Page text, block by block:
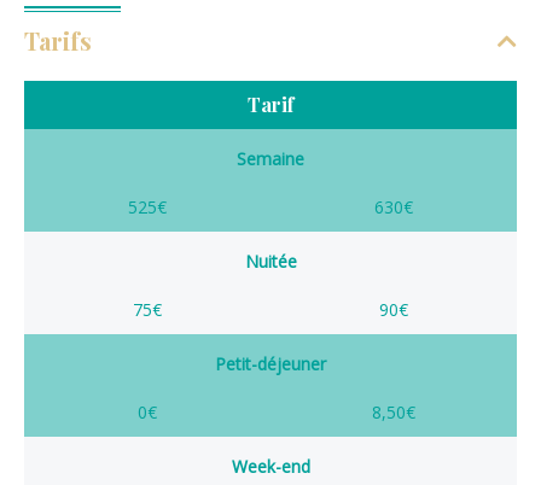
Tarifs
Tarif
Semaine
525€ 630€
Nuitée
75€ 90€
Petit-déjeuner
0€ 8,50€
Week-end